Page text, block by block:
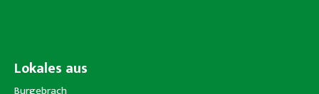
Lokales aus